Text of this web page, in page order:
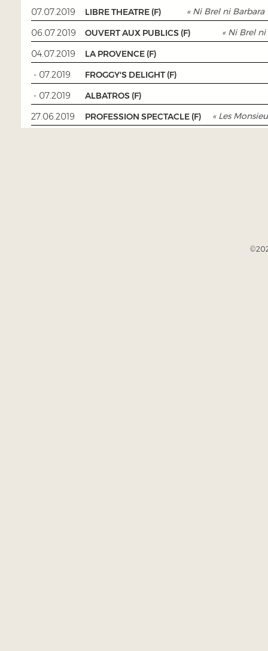
07.07.2019
« Ni Brel ni
LIBRE THEATRE (F)
06.07.2019
« Ni Brel
OUVERT AUX PUBLICS (F)
04.07.2019
LA PROVENCE (F)
- 07.2019
FROGGY'S DELIGHT (F)
- 07.2019
ALBATROS (F)
27.06.2019
« Les
PROFESSION SPECTACLE (F)